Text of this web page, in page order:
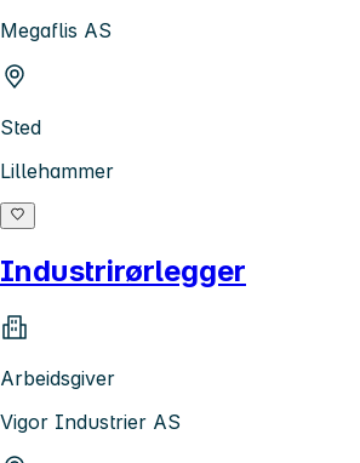
Megaflis AS
Sted
Lillehammer
Industrirørlegger
Arbeidsgiver
Vigor Industrier AS